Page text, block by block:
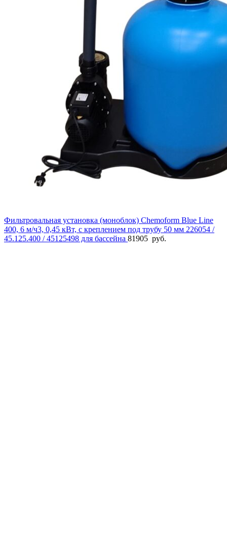
Фильтровальная установка (моноблок) Chemoform Blue Line
400, 6 м/ч3, 0,45 кВт, с креплением под трубу 50 мм 226054 /
45.125.400 / 45125498 для бассейна 81905 руб.